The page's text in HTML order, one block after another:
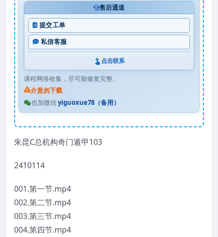
售后通道
提交工单
私信客服
点击联系
课程网络收集，尽可能修复完整。
介意勿下载
也加微信yiguoxue78（备用）
朱昆C总机构奇门遁甲103
2410114
001.第一节.mp4
002.第二节.mp4
003.第三节.mp4
004.第四节.mp4